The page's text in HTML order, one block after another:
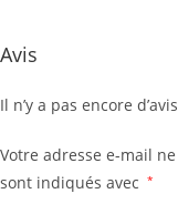
Avis
Il n’y a pas encore
Votre adresse e-mail
sont indiqués avec *